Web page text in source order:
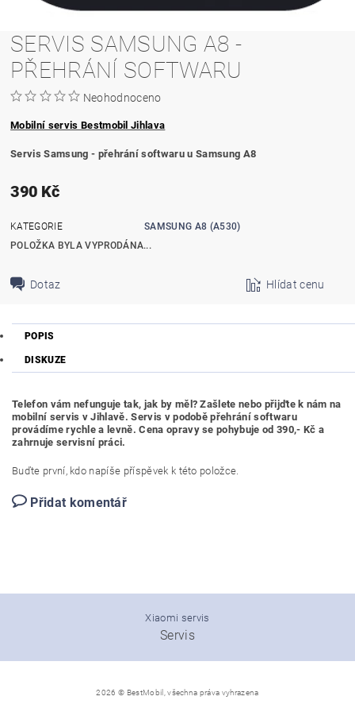
SERVIS SAMSUNG A8 -
PŘEHRÁNÍ SOFTWARU
Neohodnoceno
Mobilní servis Bestmobil Jihlava
Servis Samsung - přehrání softwaru u Samsung A8
390 Kč
KATEGORIE
SAMSUNG A8 (A530)
POLOŽKA BYLA VYPRODÁNA...
Dotaz Hlídat cenu
POPIS
DISKUZE
Telefon vám nefunguje tak, jak by měl? Zašlete nebo přijďte k nám na
mobilní servis v Jihlavě. Servis v podobě přehrání softwaru
provádíme rychle a levně. Cena opravy se pohybuje od 390,- Kč a
zahrnuje servisní práci.
Buďte první, kdo napíše příspěvek k této položce.
Přidat komentář
Xiaomi servis
Servis
2026 © BestMobil, všechna práva vyhrazena